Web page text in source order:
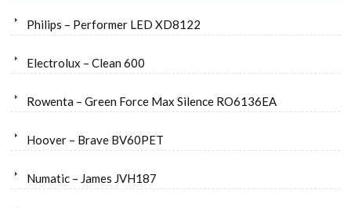
Philips – Performer LED XD8122
Electrolux – Clean 600
Rowenta – Green Force Max Silence RO6136EA
Hoover – Brave BV60PET
Numatic – James JVH187